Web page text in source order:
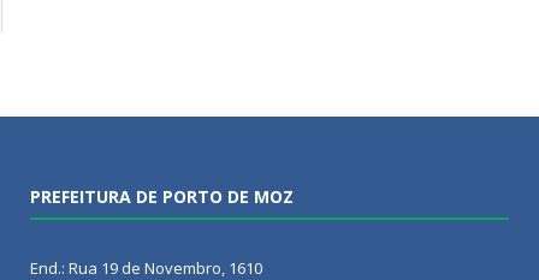
PREFEITURA DE PORTO DE MOZ
End.: Rua 19 de Novembro, 1610